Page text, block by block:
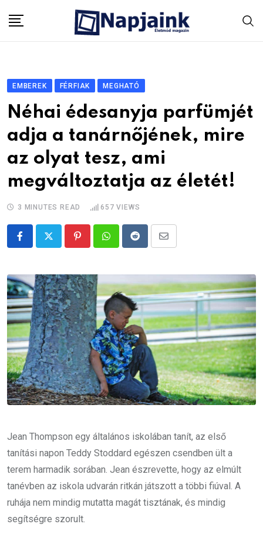
EMBEREK FÉRFIAK MEGHATÓ
Néhai édesanyja parfümjét
adja a tanárnőjének, mire
az olyat tesz, ami
megváltoztatja az életét!
3 MINUTES READ 657 VIEWS
PinterestWhatsappRedditShare
Email
Jean Thompson egy általános iskolában tanít, az első
tanítási napon Teddy Stoddard egészen csendben ült a
terem harmadik sorában. Jean észrevette, hogy az elmúlt
tanévben az iskola udvarán ritkán játszott a többi fiúval. A
ruhája nem mindig mutatta magát tisztának, és mindig
segítségre szorult.